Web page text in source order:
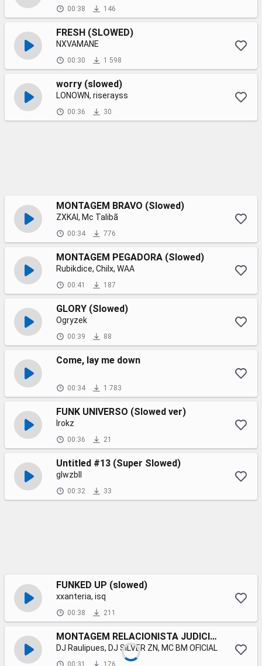
00:38 146
FRESH (SLOWED)
NXVAMANE
00:30 1 598
worry (slowed)
LONOWN, riserayss
00:36 30
MONTAGEM BRAVO (Slowed)
ZXKAI, Mc Talibã
00:34 776
MONTAGEM PEGADORA (Slowed)
Rubikdice, Chilx, WAA
00:41 187
GLORY (Slowed)
Ogryzek
00:39 88
Come, lay me down
00:34 1 783
FUNK UNIVERSO (Slowed ver)
Irokz
00:36 21
Untitled #13 (Super Slowed)
glwzbll
00:32 33
FUNKED UP (slowed)
xxanteria, isq
00:38 211
MONTAGEM RELACIONISTA JUDICIAL (Super Slowed)
DJ Raulipues, DJ SILVER ZN, MC BM OFICIAL
00:31 176